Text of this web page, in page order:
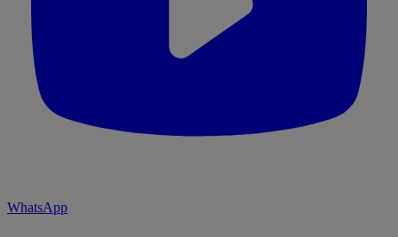
WhatsApp